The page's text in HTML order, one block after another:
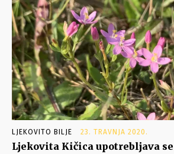
LJEKOVITO BILJE 23. TRAVNJA 2020.
Ljekovita Kičica upotrebljava